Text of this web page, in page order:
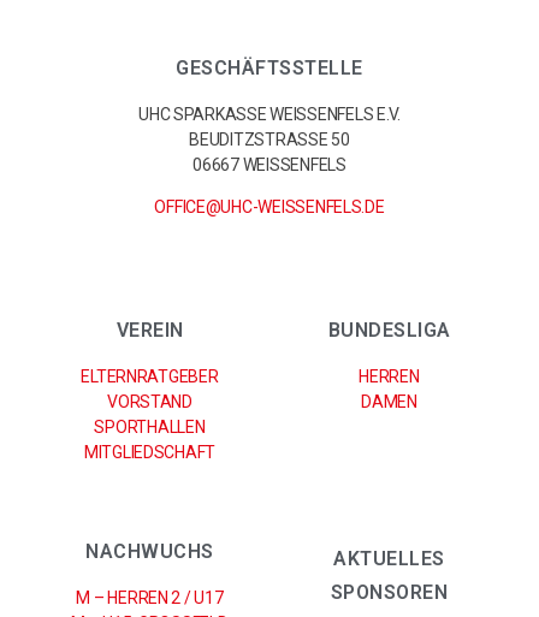
GESCHÄFTSSTELLE
UHC SPARKASSE WEISSENFELS E.V.
BEUDITZSTRASSE 50
06667 WEISSENFELS
OFFICE@UHC-WEISSENFELS.DE
VEREIN
ELTERNRATGEBER
VORSTAND
SPORTHALLEN
MITGLIEDSCHAFT
BUNDESLIGA
HERREN
DAMEN
NACHWUCHS
M – HERREN 2 / U17
AKTUELLES
SPONSOREN